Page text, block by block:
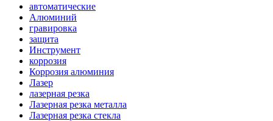
автоматические
Алюминий
гравировка
защита
Инструмент
коррозия
Коррозия алюминия
Лазер
лазерная резка
Лазерная резка металла
Лазерная резка стекла